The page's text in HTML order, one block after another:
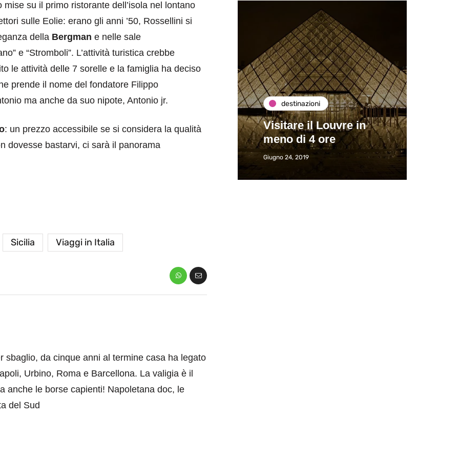
su il primo ristorante dell’isola nel lontano
sulle Eolie: erano gli anni ’50, Rossellini si
della Bergman e nelle sale
e “Stromboli”. L’attività turistica crebbe
le attività delle 7 sorelle e la famiglia ha deciso
prende il nome del fondatore Filippo
ma anche da suo nipote, Antonio jr.
: un prezzo accessibile se si considera la qualità
dovesse bastarvi, ci sarà il panorama
Sicilia Viaggi in Italia
di
eventi
Eventi di aprile 2026 a
Rimini e dintorni
destinazioni
Visitare il Louvre in
meno di 4 ore
Giugno 24, 2019
sbaglio, da cinque anni al termine casa ha legato
Urbino, Roma e Barcellona. La valigia è il
anche le borse capienti! Napoletana doc, le
del Sud